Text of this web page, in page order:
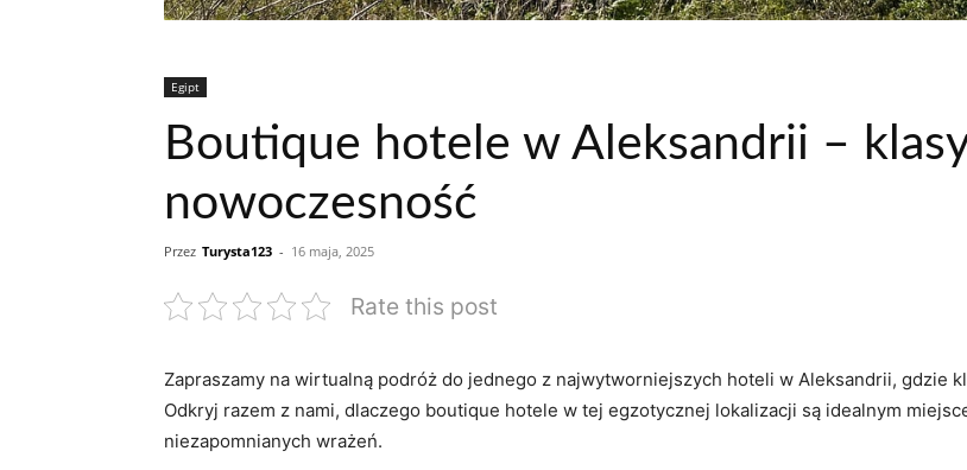
Egipt
Boutique hotele w Aleksandrii –
nowoczesność
Przez Turysta123 - 16 maja, 2025
Rate this post
Zapraszamy na wirtualną podróż do jednego z najwytworniejszych hoteli w Aleksandrii, gdzie
Odkryj⁢ razem ⁤z nami, dlaczego boutique hotele​ w tej⁢ egzotycznej lokalizacji są idealnym
niezapomnianych wrażeń.